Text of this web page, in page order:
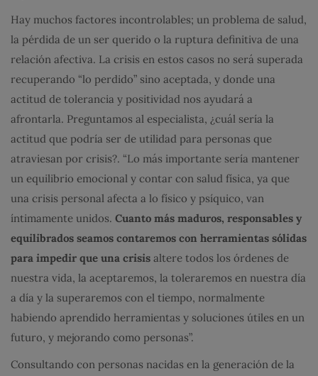
Hay muchos factores incontrolables; un problema de salud,
la pérdida de un ser querido o la ruptura definitiva de una
relación afectiva. La crisis en estos casos no será superada
recuperando “lo perdido” sino aceptada, y donde una
actitud de tolerancia y positividad nos ayudará a
afrontarla. Preguntamos al especialista, ¿cuál sería la
actitud que podría ser de utilidad para personas que
atraviesan por crisis?. “Lo más importante sería mantener
un equilibrio emocional y contar con salud física, ya que
una crisis personal afecta a lo físico y psíquico, van
íntimamente unidos. Cuanto más maduros, responsables y
equilibrados seamos contaremos con herramientas sólidas
para impedir que una crisis altere todos los órdenes de
nuestra vida, la aceptaremos, la toleraremos en nuestra día
a día y la superaremos con el tiempo, normalmente
habiendo aprendido herramientas y soluciones útiles en un
futuro, y mejorando como personas”.
Consultando con personas nacidas en la generación de la